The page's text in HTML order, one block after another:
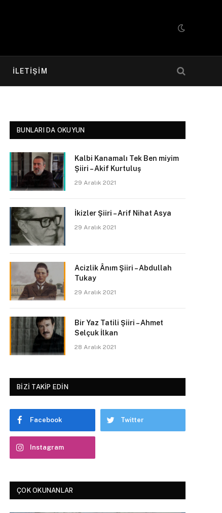
İLETIŞIM
BUNLARI DA OKUYUN
Kalbi Kanamalı Tek Ben miyim
Şiiri – Akif Kurtuluş
29 Aralık 2021
İkizler Şiiri – Arif Nihat Asya
29 Aralık 2021
Acizlik Ânım Şiiri – Abdullah
Tukay
29 Aralık 2021
Bir Yaz Tatili Şiiri – Ahmet
Selçuk İlkan
28 Aralık 2021
BIZI TAKIP EDIN
Facebook Twitter
Instagram
ÇOK OKUNANLAR